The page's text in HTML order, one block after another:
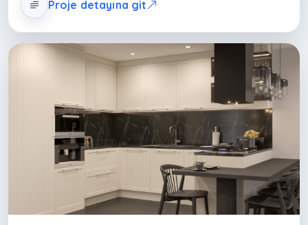
ferahlık kazandırırken, kuvars tezgâh yüksek dayanımı
ve homojen dokusuyla fonksiyonel omurgayı
oluşturur. Masif ahşap detaylar modern yüzeyleri
dengeler ve doğal bir sıcaklık katmanı oluşturur. Cam
elemanlar ise şeffaflık ve hafiflik sağlayarak mekânsal
derinliği artırır. Tasarım; estetik, teknik dayanım ve
ergonomik kullanım senaryosunu tek bir
kompozisyonda birleştirerek mutfağı yalnızca bir
üretim alanı değil, yaşamın merkezine yerleşen bir
deneyim alanına dönüştürür.
Proje detayına git